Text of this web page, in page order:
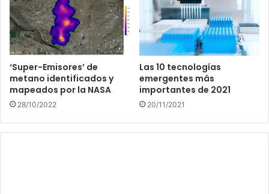
‘Super-Emisores’ de
metano identificados y
mapeados por la NASA
28/10/2022
Las 10 tecnologías
emergentes más
importantes de 2021
20/11/2021